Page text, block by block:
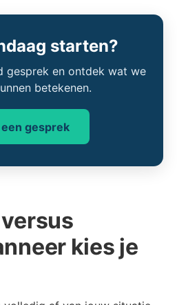
starten?
gesprek en ontdek wat we
betekenen.
een gesprek
kies je